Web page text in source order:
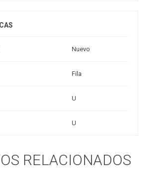
Nuevo
Fila
U
U
RELACIONADOS